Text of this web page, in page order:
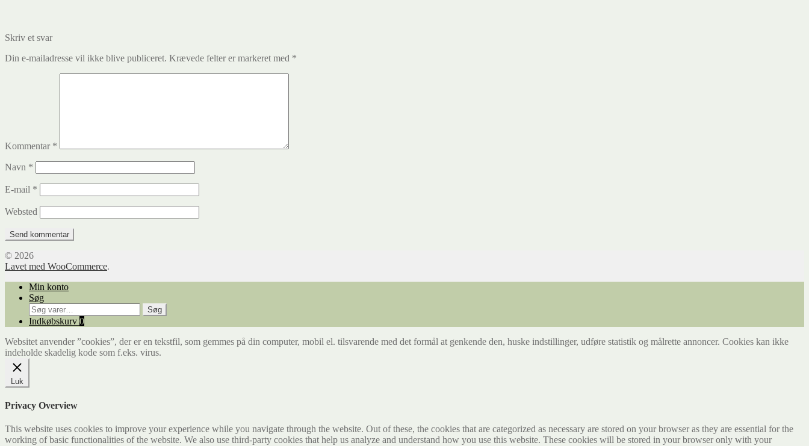
Skriv et svar
Din e-mailadresse vil ikke blive publiceret. Krævede felter er markeret med *
Kommentar *
Navn *
E-mail *
Websted
© 2026
Lavet med WooCommerce.
Min konto
Søg
Søg
efter:
Søg
Indkøbskurv 0
Websitet anvender ”cookies”, der er en tekstfil, som gemmes på din computer, mobil el. tilsvarende med det formål at genkende den, huske indstillinger, udføre statistik og målrette annoncer. Cookies kan ikke
indeholde skadelig kode som f.eks. virus.
Luk
Privacy Overview
This website uses cookies to improve your experience while you navigate through the website. Out of these, the cookies that are categorized as necessary are stored on your browser as they are essential for the
working of basic functionalities of the website. We also use third-party cookies that help us analyze and understand how you use this website. These cookies will be stored in your browser only with your